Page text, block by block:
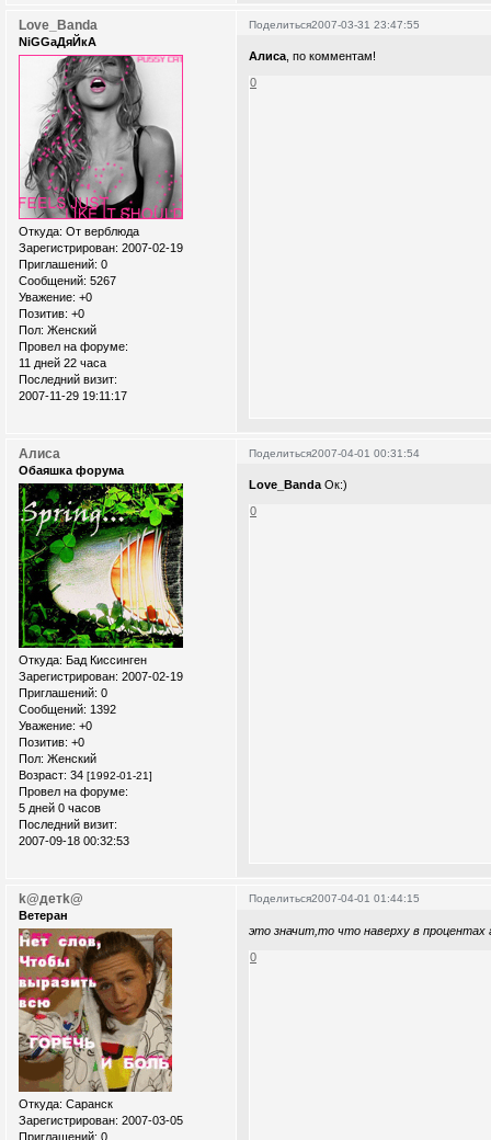
Поделиться2007-03-31 23:47:55
Love_Banda
NiGGaДяЙкА
Откуда: От верблюда
Зарегистрирован: 2007-02-19
Приглашений: 0
Сообщений: 5267
Уважение: +0
Позитив: +0
Пол: Женский
Провел на форуме:
11 дней 22 часа
Последний визит:
2007-11-29 19:11:17
Алиса , по комментам!
0
Поделиться2007-04-01 00:31:54
Алиса
Обаяшка форума
Откуда: Бад Киссинген
Зарегистрирован: 2007-02-19
Приглашений: 0
Сообщений: 1392
Уважение: +0
Позитив: +0
Пол: Женский
Возраст: 34 [1992-01-21]
Провел на форуме:
5 дней 0 часов
Последний визит:
2007-09-18 00:32:53
Love_BandaОк:)
0
Поделиться2007-04-01 01:44:15
k@детk@
Ветеран
Откуда: Саранск
Зарегистрирован: 2007-03-05
Приглашений: 0
это значит,то что наверху в
0